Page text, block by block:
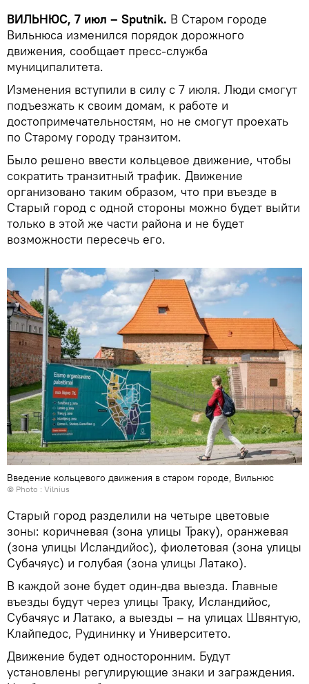
ВИЛЬНЮС, 7 июл – Sputnik. В Старом городе
Вильнюса изменился порядок дорожного
движения, сообщает пресс-служба
муниципалитета.
Изменения вступили в силу с 7 июля. Люди смогут
подъезжать к своим домам, к работе и
достопримечательностям, но не смогут проехать
по Старому городу транзитом.
Было решено ввести кольцевое движение, чтобы
сократить транзитный трафик. Движение
организовано таким образом, что при въезде в
Старый город с одной стороны можно будет выйти
только в этой же части района и не будет
возможности пересечь его.
Введение кольцевого движения в старом городе, Вильнюс
© Photo : Vilnius
Старый город разделили на четыре цветовые
зоны: коричневая (зона улицы Траку), оранжевая
(зона улицы Исландийос), фиолетовая (зона улицы
Субачяус) и голубая (зона улицы Латако).
В каждой зоне будет один-два выезда. Главные
въезды будут через улицы Траку, Исландийос,
Субачяус и Латако, а выезды – на улицах Швянтую,
Клайпедос, Рудининку и Университето.
Движение будет односторонним. Будут
установлены регулирующие знаки и заграждения.